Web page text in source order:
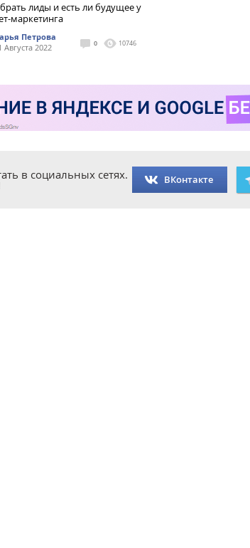
лиды и есть ли будущее у
маркетинга
Петрова
Августа 2022
0 10746
в социальных сетях. ВКонтакте